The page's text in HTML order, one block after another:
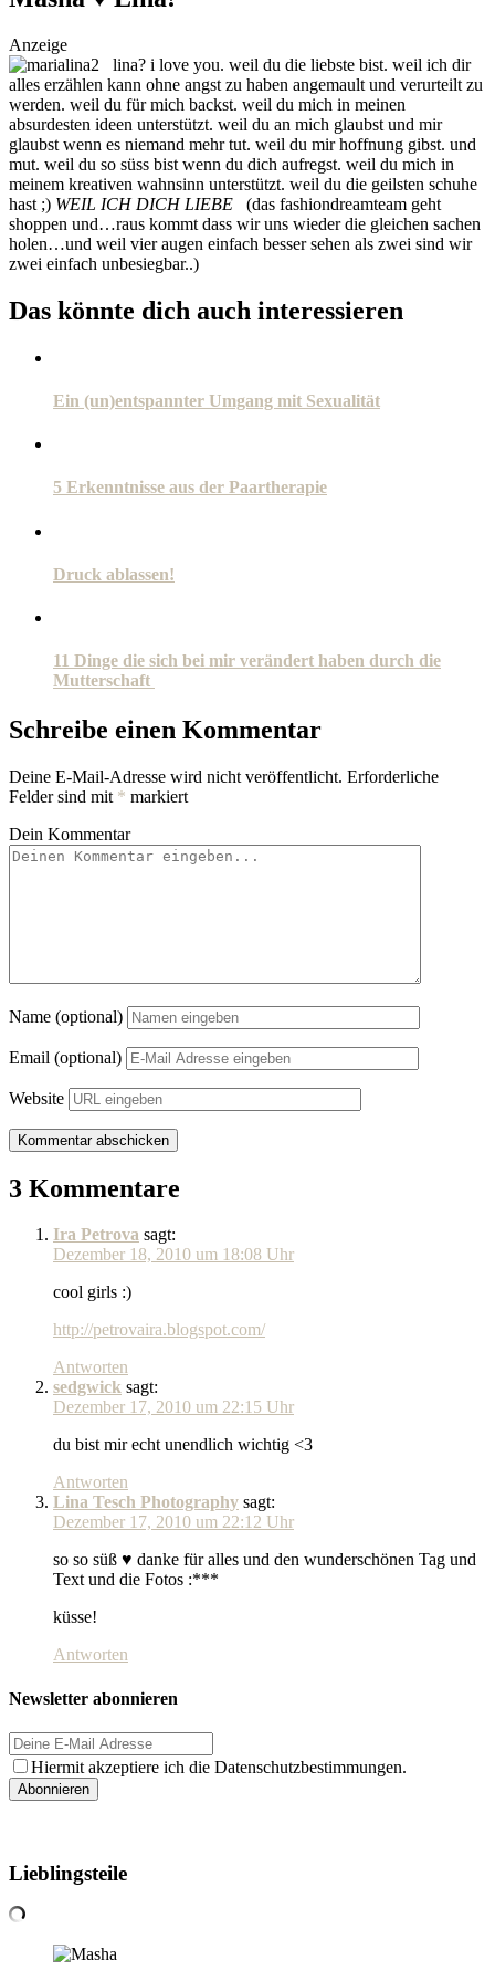
social topics
Anzeige
lina? i love you. weil du die liebste bist. weil ich dir
alles erzählen kann ohne angst zu haben angemault und verurteilt zu
werden. weil du für mich backst. weil du mich in meinen
absurdesten ideen unterstützt. weil du an mich glaubst und mir
glaubst wenn es niemand mehr tut. weil du mir hoffnung gibst. und
mut. weil du so süss bist wenn du dich aufregst. weil du mich in
meinem kreativen wahnsinn unterstützt. weil du die geilsten schuhe
hast ;) WEIL ICH DICH LIEBE (das fashiondreamteam geht
shoppen und…raus kommt dass wir uns wieder die gleichen sachen
holen…und weil vier augen einfach besser sehen als zwei sind wir
zwei einfach unbesiegbar..)
Das könnte dich auch interessieren
Ein (un)entspannter Umgang mit Sexualität
5 Erkenntnisse aus der Paartherapie
Druck ablassen!
11 Dinge die sich bei mir verändert haben durch die
Mutterschaft
Schreibe einen Kommentar
Deine E-Mail-Adresse wird nicht veröffentlicht. Erforderliche
Felder sind mit * markiert
Dein Kommentar
Name (optional)
Email (optional)
Website
3 Kommentare
Ira Petrova sagt:
Dezember 18, 2010 um 18:08 Uhr
cool girls :)
http://petrovaira.blogspot.com/
Antworten
sedgwick sagt:
Dezember 17, 2010 um 22:15 Uhr
du bist mir echt unendlich wichtig <3
Antworten
Lina Tesch Photography sagt:
Dezember 17, 2010 um 22:12 Uhr
so so süß ♥ danke für alles und den wunderschönen Tag und
Text und die Fotos :***
küsse!
Antworten
Newsletter abonnieren
Hiermit akzeptiere ich die Datenschutzbestimmungen.
Lieblingsteile